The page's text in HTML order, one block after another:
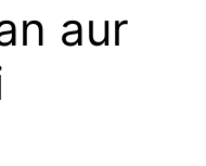
aur